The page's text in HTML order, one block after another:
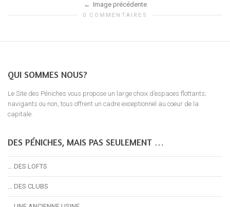
Image précédente
0 COMMENTAIRES
QUI SOMMES NOUS?
Le Site des Péniches vous propose un large choix d’espaces flottants;
navigants ou non, tous offrent un cadre exceptionnel au coeur de la
capitale.
DES PÉNICHES, MAIS PAS SEULEMENT …
… DES LOFTS
… DES CLUBS